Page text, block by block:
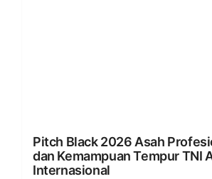
Pitch Black 2026 Asah
dan Kemampuan Tempur TNI
Internasional